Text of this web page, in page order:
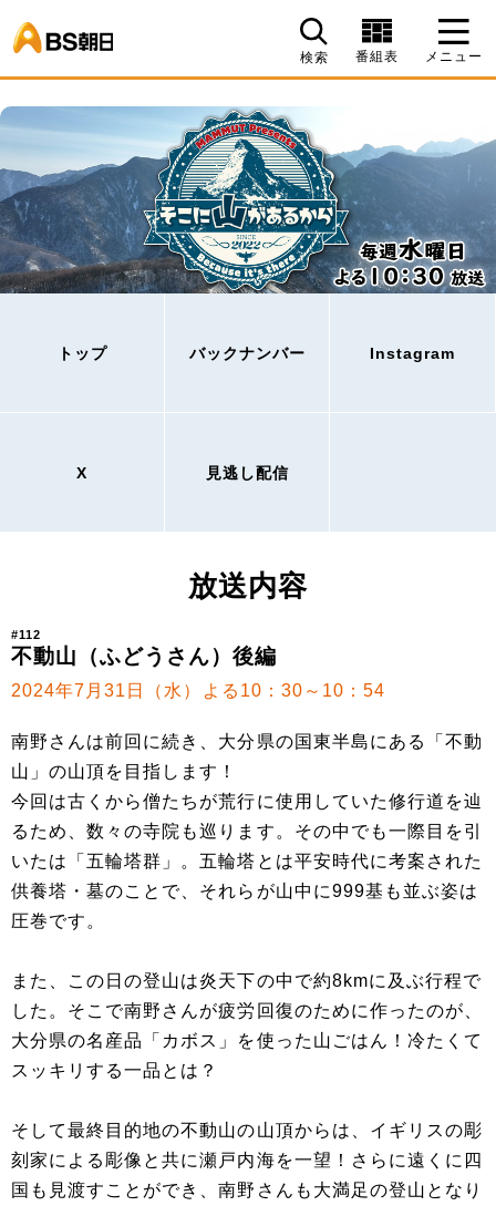
検索 番組表 メニュー
トップ バックナンバー Instagram
X 見逃し配信
放送内容
#112
不動山（ふどうさん）後編
2024年7月31日（水）よる10：30～10：54
南野さんは前回に続き、大分県の国東半島にある「不動
山」の山頂を目指します！
今回は古くから僧たちが荒行に使用していた修行道を辿
るため、数々の寺院も巡ります。その中でも一際目を引
いたは「五輪塔群」。五輪塔とは平安時代に考案された
供養塔・墓のことで、それらが山中に999基も並ぶ姿は
圧巻です。
また、この日の登山は炎天下の中で約8kmに及ぶ行程で
した。そこで南野さんが疲労回復のために作ったのが、
大分県の名産品「カボス」を使った山ごはん！冷たくて
スッキリする一品とは？
そして最終目的地の不動山の山頂からは、イギリスの彫
刻家による彫像と共に瀬戸内海を一望！さらに遠くに四
国も見渡すことができ、南野さんも大満足の登山となり